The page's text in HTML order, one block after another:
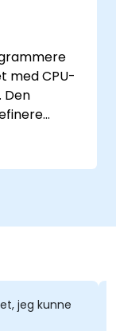
med CPU-
Den
som en
kan
og
utnytte
i et enkelt
jeg kunne